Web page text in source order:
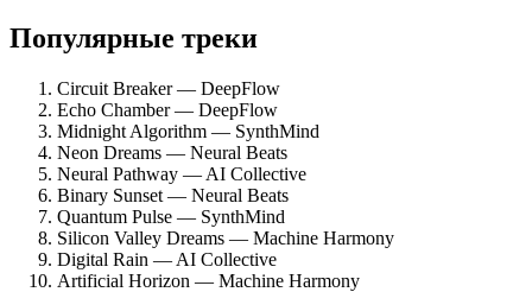
Популярные треки
Circuit Breaker — DeepFlow
Echo Chamber — DeepFlow
Midnight Algorithm — SynthMind
Neon Dreams — Neural Beats
Neural Pathway — AI Collective
Binary Sunset — Neural Beats
Quantum Pulse — SynthMind
Silicon Valley Dreams — Machine Harmony
Digital Rain — AI Collective
Artificial Horizon — Machine Harmony